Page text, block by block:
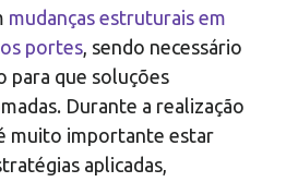
mudanças estruturais em
portes, sendo necessário
para que soluções
Durante a realização
muito importante estar
aplicadas,